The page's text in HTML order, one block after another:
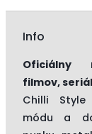
Info
Oficiálny
filmov,
Chilli Style
módu a